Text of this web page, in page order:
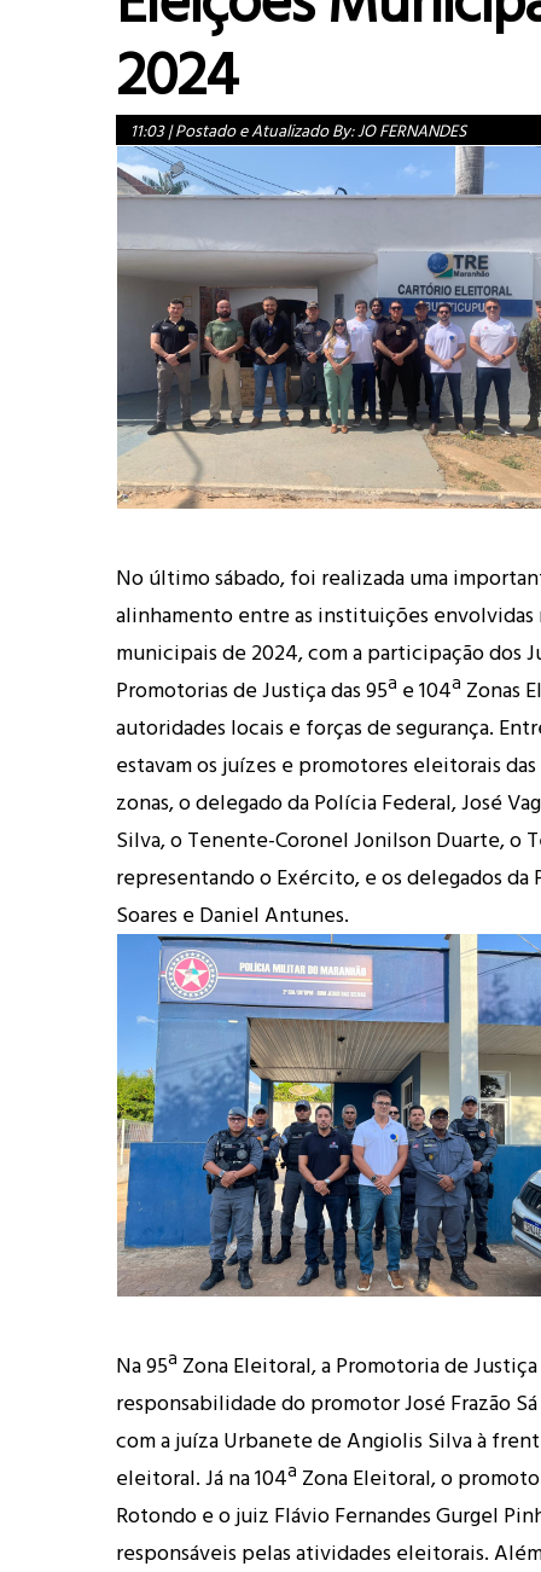
2024
11:03|Postado e Atualizado By:JO FERNANDES
No último sábado, foi realizada uma
alinhamento entre as instituições envolvidas
municipais de 2024, com a participação dos
Promotorias de Justiça das 95ª e 104ª Zonas
autoridades locais e forças de segurança.
estavam os juízes e promotores eleitorais
zonas, o delegado da Polícia Federal, José
Silva, o Tenente-Coronel Jonilson Duarte, o
representando o Exército, e os delegados da
Soares e Daniel Antunes.
Na 95ª Zona Eleitoral, a Promotoria de
responsabilidade do promotor José Frazão
com a juíza Urbanete de Angiolis Silva à
eleitoral. Já na 104ª Zona Eleitoral, o
Rotondo e o juiz Flávio Fernandes Gurgel
responsáveis pelas atividades eleitorais.